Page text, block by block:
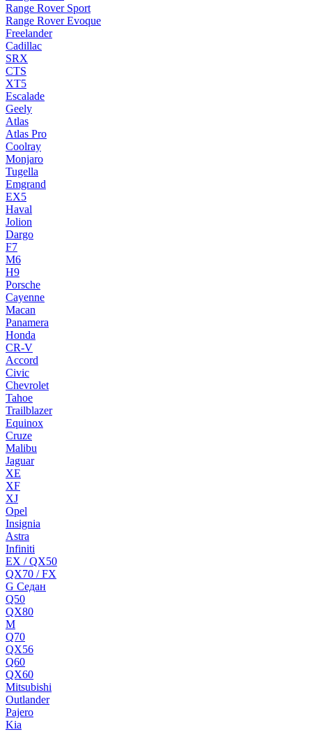
Range Rover Sport
Range Rover Evoque
Freelander
Cadillac
SRX
CTS
XT5
Escalade
Geely
Atlas
Atlas Pro
Coolray
Monjaro
Tugella
Emgrand
EX5
Haval
Jolion
Dargo
F7
M6
H9
Porsche
Cayenne
Macan
Panamera
Honda
CR-V
Accord
Civic
Chevrolet
Tahoe
Trailblazer
Equinox
Cruze
Malibu
Jaguar
XE
XF
XJ
Opel
Insignia
Astra
Infiniti
EX / QX50
QX70 / FX
G Cедан
Q50
QX80
M
Q70
QX56
Q60
QX60
Mitsubishi
Outlander
Pajero
Kia